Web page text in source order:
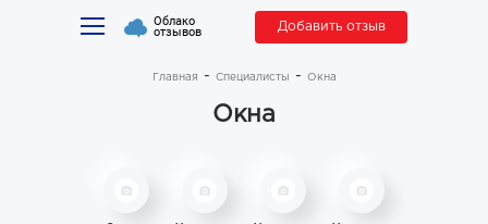
Облако
отзывов Добавить отзыв
Главная Специалисты Окна
Окна